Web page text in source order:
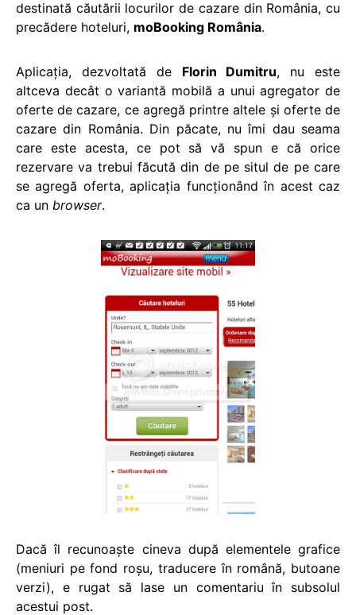
destinată căutării locurilor de cazare din România, cu
precădere hoteluri, moBooking România.
Aplicaţia, dezvoltată de Florin Dumitru, nu este
altceva decât o variantă mobilă a unui agregator de
oferte de cazare, ce agregă printre altele şi oferte de
cazare din România. Din păcate, nu îmi dau seama
care este acesta, ce pot să vă spun e că orice
rezervare va trebui făcută din de pe situl de pe care
se agregă oferta, aplicaţia funcţionând în acest caz
ca un browser.
Dacă îl recunoaște cineva după elementele grafice
(meniuri pe fond roșu, traducere în română, butoane
verzi), e rugat să lase un comentariu în subsolul
acestui post.